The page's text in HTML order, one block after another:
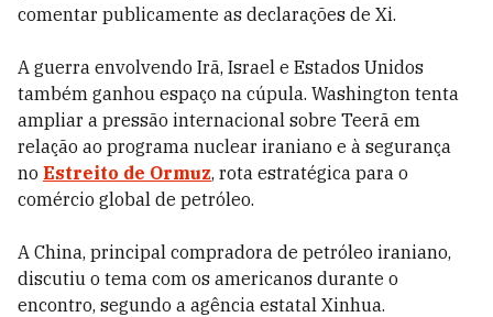
comentar publicamente as declarações de Xi.
A guerra envolvendo Irã, Israel e Estados Unidos
também ganhou espaço na cúpula. Washington tenta
ampliar a pressão internacional sobre Teerã em
relação ao programa nuclear iraniano e à segurança
no Estreito de Ormuz, rota estratégica para o
comércio global de petróleo.
A China, principal compradora de petróleo iraniano,
discutiu o tema com os americanos durante o
encontro, segundo a agência estatal Xinhua.